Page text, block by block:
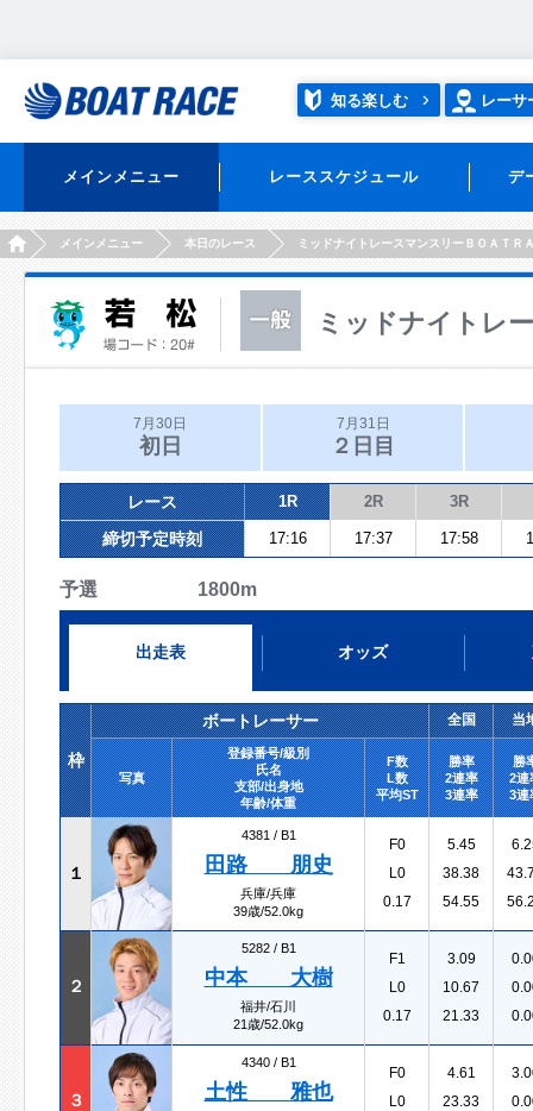
知る楽しむ レーサ
メインメニュー レーススケジュール デ
HOMEメインメニュー 本日のレース ミッドナイトレースマンスリーＢＯＡＴＲ
ミッドナイトレ
7月30日
初日
7月31日
２日目
レース 1R 2R 3R
締切予定時刻 17:16 17:37 17:58
予選 1800m
出走表 オッズ
枠
ボートレーサー 全国 当
写真
登録番号/級別
氏名
支部/出身地
年齢/体重
F数
L数
平均ST
勝率
2連率
3連率
勝
2連
3連
１
4381 / B1
田路 朋史
兵庫/兵庫
39歳/52.0kg
F0
L0
0.17
5.45
38.38
54.55
２
5282 / B1
中本 大樹
福井/石川
21歳/52.0kg
F1
L0
0.17
3.09
10.67
21.33
３
4340 / B1
土性 雅也
F0
L0
4.61
23.33